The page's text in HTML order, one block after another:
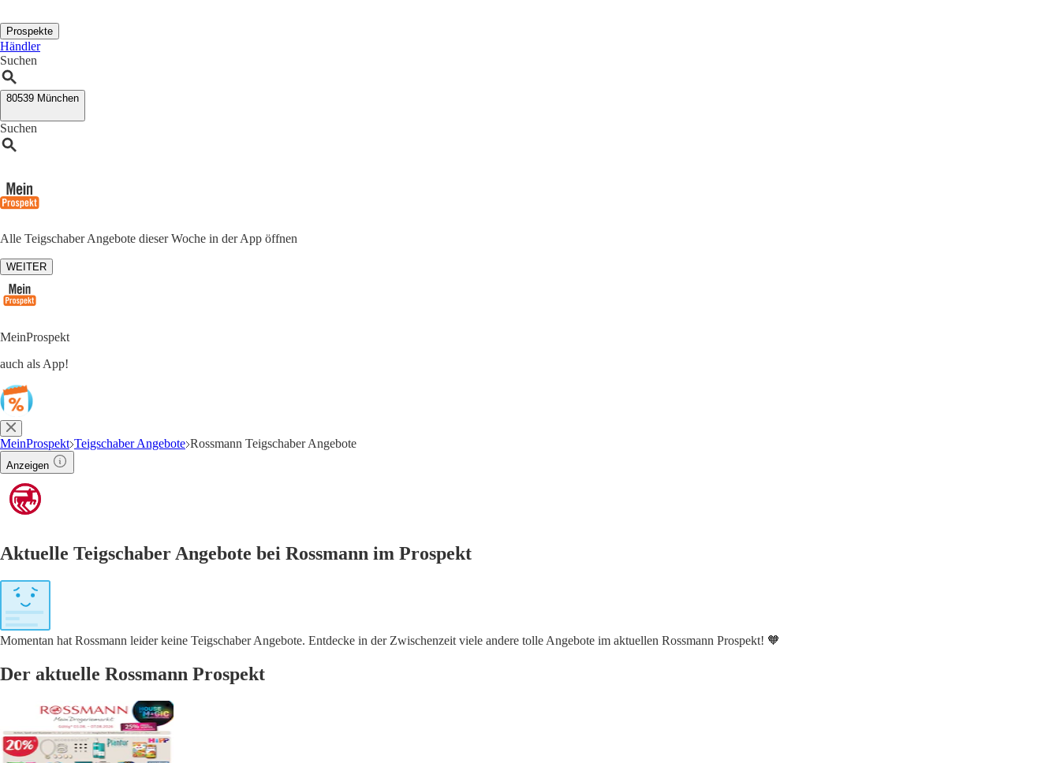
Prospekte
Händler
Suchen
80539 München
Suchen
Alle Teigschaber Angebote dieser Woche in der App öffnen
WEITER
MeinProspekt
auch als App!
MeinProspekt Teigschaber Angebote Rossmann Teigschaber Angebote
Anzeigen
Aktuelle Teigschaber Angebote bei Rossmann im Prospekt
Momentan hat Rossmann leider keine Teigschaber Angebote. Entdecke in der Zwischenzeit viele andere tolle Angebote im aktuellen Rossmann Prospekt! 🧡
Der aktuelle Rossmann Prospekt